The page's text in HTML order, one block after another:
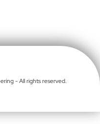
- All rights reserved.